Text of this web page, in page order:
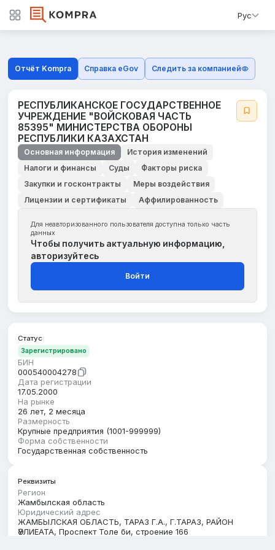
Рус
Отчёт Kompra Справка eGov Следить за компанией
РЕСПУБЛИКАНСКОЕ ГОСУДАРСТВЕННОЕ
УЧРЕЖДЕНИЕ "ВОЙСКОВАЯ ЧАСТЬ
85395" МИНИСТЕРСТВА ОБОРОНЫ
РЕСПУБЛИКИ КАЗАХСТАН
Основная информация
История изменений
Налоги и финансы
Суды
Факторы риска
Закупки и госконтракты
Меры воздействия
Лицензии и сертификаты
Аффилированность
Для неавторизованного пользователя доступна только часть
данных
Чтобы получить актуальную информацию,
авторизуйтесь
Войти
Статус
Зарегистрировано
БИН
000540004278
Дата регистрации
17.05.2000
На рынке
26 лет, 2 месяца
Размерность
Крупные предприятия (1001-999999)
Форма собственности
Государственная собственность
Реквизиты
Регион
Жамбылская область
Юридический адрес
ЖАМБЫЛСКАЯ ОБЛАСТЬ, ТАРАЗ Г.А., Г.ТАРАЗ, РАЙОН
ӘУЛИЕАТА, Проспект Толе би, строение 166